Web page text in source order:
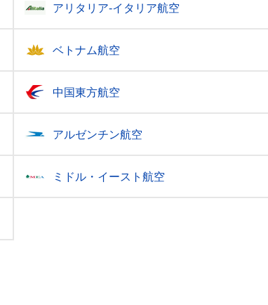
アリタリア-イタリア航空
ベトナム航空
中国東方航空
アルゼンチン航空
ミドル・イースト航空